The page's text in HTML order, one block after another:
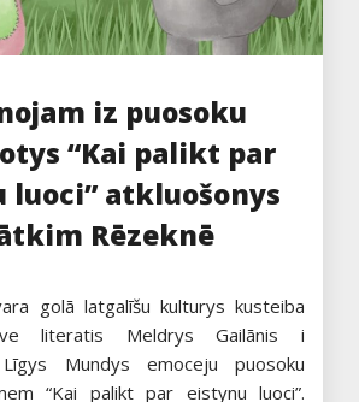
iz puosoku
“Kai palikt par
luoci” atkluošonys
Rēzeknē
golā latgalīšu kulturys kusteiba
literatis Meldrys Gailānis i
Līgys Mundys emoceju puosoku
“Kai palikt par eistynu luoci”.